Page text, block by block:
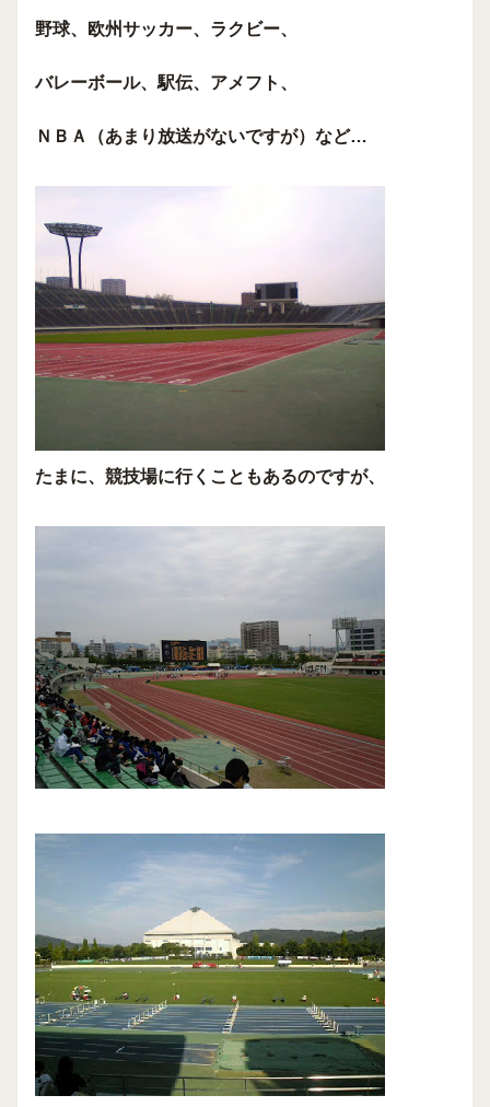
野球、欧州サッカー、ラクビー、
バレーボール、駅伝、アメフト、
ＮＢＡ（あまり放送がないですが）など…
たまに、競技場に行くこともあるのですが、